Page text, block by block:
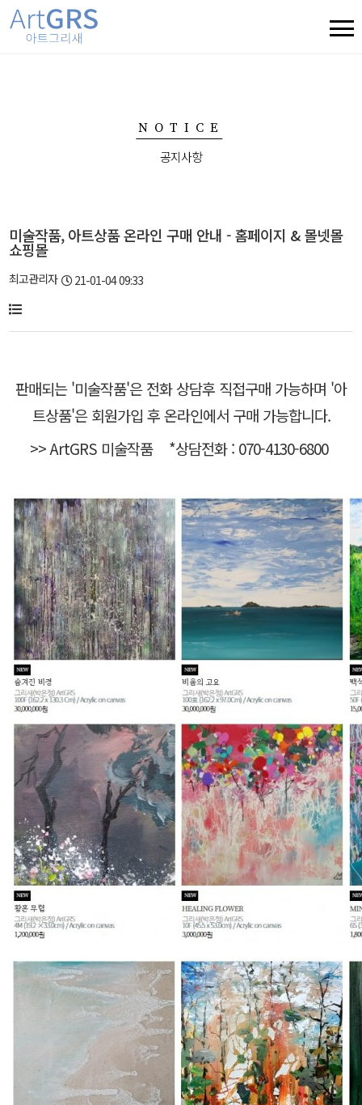
로그인
회원가입
NOTICE
공지사항
미술작품, 아트상품 온라인 구매 안내 - 홈페이지 & 몰넷몰
쇼핑몰
최고관리자 21-01-04 09:33
판매되는 '미술작품'은 전화 상담후 직접구매 가능하며 '아
트상품'은 회원가입 후 온라인에서 구매 가능합니다.
​>> ArtGRS 미술작품 *상담전화 : 070-4130-6800